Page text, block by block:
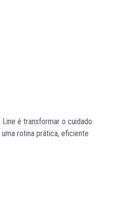
é transformar o cuidado
rotina prática, eficiente